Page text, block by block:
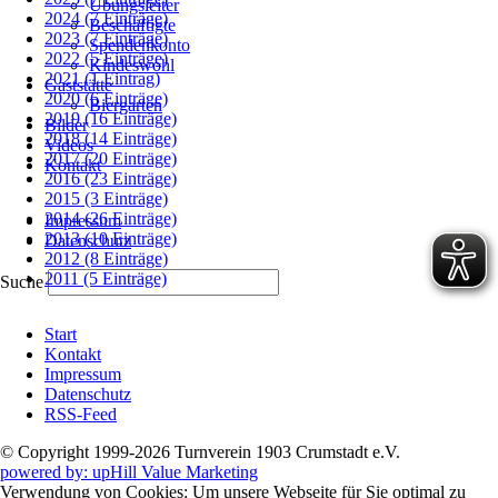
Übungsleiter
Beschäftigte
Spendenkonto
Kindeswohl
Gaststätte
Biergarten
Bilder
Videos
Kontakt
Navigation
überspringen
Impressum
Datenschutz
Suche
2024 (7 Einträge)
2023 (7 Einträge)
2022 (5 Einträge)
2021 (1 Eintrag)
2020 (6 Einträge)
2019 (16 Einträge)
2018 (14 Einträge)
2017 (20 Einträge)
2016 (23 Einträge)
2015 (3 Einträge)
2014 (26 Einträge)
2013 (10 Einträge)
2012 (8 Einträge)
2011 (5 Einträge)
überspringen
Start
Kontakt
Impressum
Datenschutz
RSS-Feed
© Copyright 1999-2026 Turnverein 1903 Crumstadt e.V.
powered by: upHill Value Marketing
Verwendung von Cookies: Um unsere Webseite für Sie optimal zu